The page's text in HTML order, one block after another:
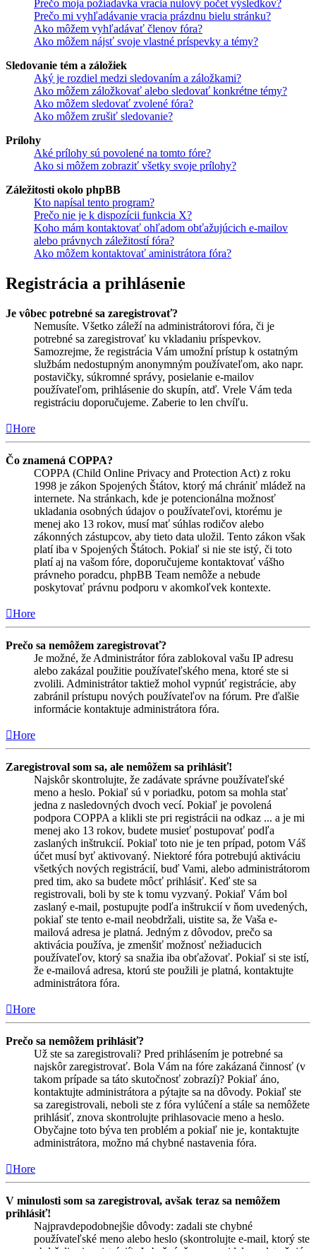
Prečo moja požiadavka vracia nulový počet výsledkov?
Prečo mi vyhľadávanie vracia prázdnu bielu stránku?
Ako môžem vyhľadávať členov fóra?
Ako môžem nájsť svoje vlastné príspevky a témy?
Sledovanie tém a záložiek
Aký je rozdiel medzi sledovaním a záložkami?
Ako môžem záložkovať alebo sledovať konkrétne témy?
Ako môžem sledovať zvolené fóra?
Ako môžem zrušiť sledovanie?
Prílohy
Aké prílohy sú povolené na tomto fóre?
Ako si môžem zobraziť všetky svoje prílohy?
Záležitosti okolo phpBB
Kto napísal tento program?
Prečo nie je k dispozícii funkcia X?
Koho mám kontaktovať ohľadom obťažujúcich e-mailov
alebo právnych záležitostí fóra?
Ako môžem kontaktovať aministrátora fóra?
Registrácia a prihlásenie
Je vôbec potrebné sa zaregistrovať?
Nemusíte. Všetko záleží na administrátorovi fóra, či je
potrebné sa zaregistrovať ku vkladaniu príspevkov.
Samozrejme, že registrácia Vám umožní prístup k ostatným
službám nedostupným anonymným používateľom, ako napr.
postavičky, súkromné správy, posielanie e-mailov
používateľom, prihlásenie do skupín, atď. Vrele Vám teda
registráciu doporučujeme. Zaberie to len chvíľu.
Hore
Čo znamená COPPA?
COPPA (Child Online Privacy and Protection Act) z roku
1998 je zákon Spojených Štátov, ktorý má chrániť mládež na
internete. Na stránkach, kde je potencionálna možnosť
ukladania osobných údajov o používateľovi, ktorému je
menej ako 13 rokov, musí mať súhlas rodičov alebo
zákonných zástupcov, aby tieto data uložil. Tento zákon však
platí iba v Spojených Štátoch. Pokiaľ si nie ste istý, či toto
platí aj na vašom fóre, doporučujeme kontaktovať vášho
právneho poradcu, phpBB Team nemôže a nebude
poskytovať právnu podporu v akomkoľvek kontexte.
Hore
Prečo sa nemôžem zaregistrovať?
Je možné, že Administrátor fóra zablokoval vašu IP adresu
alebo zakázal použitie používateľského mena, ktoré ste si
zvolili. Administrátor taktiež mohol vypnúť registrácie, aby
zabránil prístupu nových používateľov na fórum. Pre ďalšie
informácie kontaktuje administrátora fóra.
Hore
Zaregistroval som sa, ale nemôžem sa prihlásiť!
Najskôr skontrolujte, že zadávate správne používateľské
meno a heslo. Pokiaľ sú v poriadku, potom sa mohla stať
jedna z nasledovných dvoch vecí. Pokiaľ je povolená
podpora COPPA a klikli ste pri registrácii na odkaz ... a je mi
menej ako 13 rokov, budete musieť postupovať podľa
zaslaných inštrukcií. Pokiaľ toto nie je ten prípad, potom Váš
účet musí byť aktivovaný. Niektoré fóra potrebujú aktiváciu
všetkých nových registrácií, buď Vami, alebo administrátorom
pred tim, ako sa budete môcť prihlásiť. Keď ste sa
registrovali, boli by ste k tomu vyzvaný. Pokiaľ Vám bol
zaslaný e-mail, postupujte podľa inštrukcií v ňom uvedených,
pokiaľ ste tento e-mail neobdržali, uistite sa, že Vaša e-
mailová adresa je platná. Jedným z dôvodov, prečo sa
aktivácia používa, je zmenšiť možnosť nežiaducich
používateľov, ktorý sa snažia iba obťažovať. Pokiaľ si ste istí,
že e-mailová adresa, ktorú ste použili je platná, kontaktujte
administrátora fóra.
Hore
Prečo sa nemôžem prihlásiť?
Už ste sa zaregistrovali? Pred prihlásením je potrebné sa
najskôr zaregistrovať. Bola Vám na fóre zakázaná činnosť (v
takom prípade sa táto skutočnosť zobrazí)? Pokiaľ áno,
kontaktujte administrátora a pýtajte sa na dôvody. Pokiaľ ste
sa zaregistrovali, neboli ste z fóra vylúčení a stále sa nemôžete
prihlásiť, znova skontrolujte prihlasovacie meno a heslo.
Obyčajne toto býva ten problém a pokiaľ nie je, kontaktujte
administrátora, možno má chybné nastavenia fóra.
Hore
V minulosti som sa zaregistroval, avšak teraz sa nemôžem
prihlásiť!
Najpravdepodobnejšie dôvody: zadali ste chybné
používateľské meno alebo heslo (skontrolujte e-mail, ktorý ste